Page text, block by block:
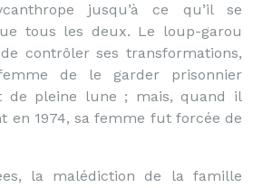
jusqu’à ce qu’il se
tous les deux. Le loup-garou
contrôler ses transformations,
de le garder prisonnier
de pleine lune ; mais, quand il
en 1974, sa femme fut forcée de
la malédiction de la famille